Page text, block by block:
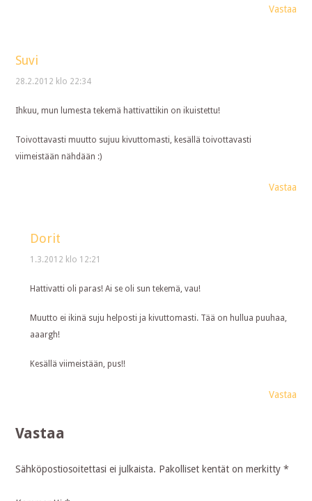
Vastaa
Suvi
28.2.2012 klo 22:34
Ihkuu, mun lumesta tekemä hattivattikin on ikuistettu!
Toivottavasti muutto sujuu kivuttomasti, kesällä toivottavasti
viimeistään nähdään :)
Vastaa
Dorit
1.3.2012 klo 12:21
Hattivatti oli paras! Ai se oli sun tekemä, vau!
Muutto ei ikinä suju helposti ja kivuttomasti. Tää on hullua puuhaa,
aaargh!
Kesällä viimeistään, pus!!
Vastaa
Vastaa
Sähköpostiosoitettasi ei julkaista. Pakolliset kentät on merkitty*